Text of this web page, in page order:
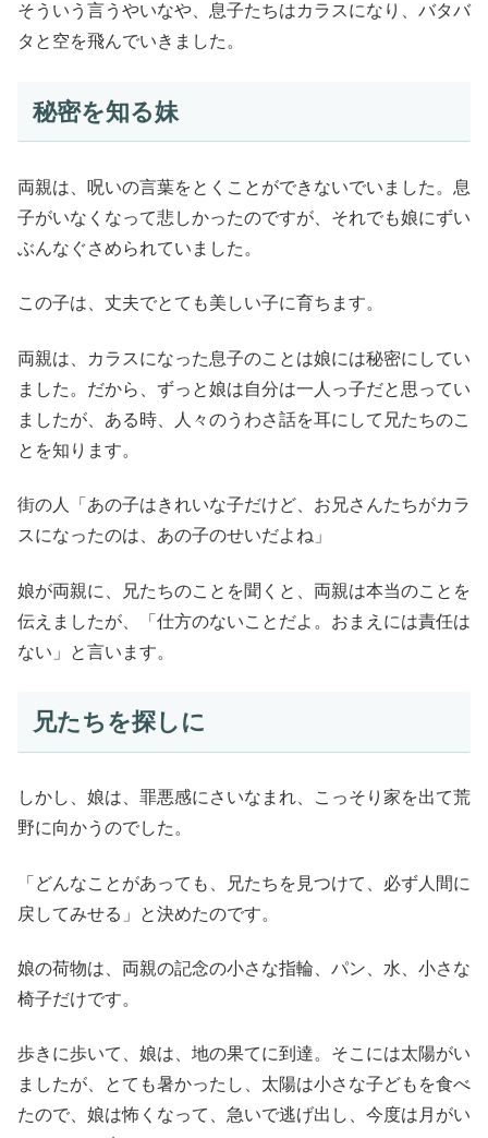
そういう言うやいなや、息子たちはカラスになり、バタバ
タと空を飛んでいきました。
秘密を知る妹
両親は、呪いの言葉をとくことができないでいました。息
子がいなくなって悲しかったのですが、それでも娘にずい
ぶんなぐさめられていました。
この子は、丈夫でとても美しい子に育ちます。
両親は、カラスになった息子のことは娘には秘密にしてい
ました。だから、ずっと娘は自分は一人っ子だと思ってい
ましたが、ある時、人々のうわさ話を耳にして兄たちのこ
とを知ります。
街の人「あの子はきれいな子だけど、お兄さんたちがカラ
スになったのは、あの子のせいだよね」
娘が両親に、兄たちのことを聞くと、両親は本当のことを
伝えましたが、「仕方のないことだよ。おまえには責任は
ない」と言います。
兄たちを探しに
しかし、娘は、罪悪感にさいなまれ、こっそり家を出て荒
野に向かうのでした。
「どんなことがあっても、兄たちを見つけて、必ず人間に
戻してみせる」と決めたのです。
娘の荷物は、両親の記念の小さな指輪、パン、水、小さな
椅子だけです。
歩きに歩いて、娘は、地の果てに到達。そこには太陽がい
ましたが、とても暑かったし、太陽は小さな子どもを食べ
たので、娘は怖くなって、急いで逃げ出し、今度は月がい